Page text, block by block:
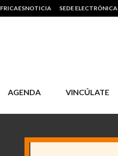
SEDE ELECTRÓNICA
AGENDA VINCÚLATE